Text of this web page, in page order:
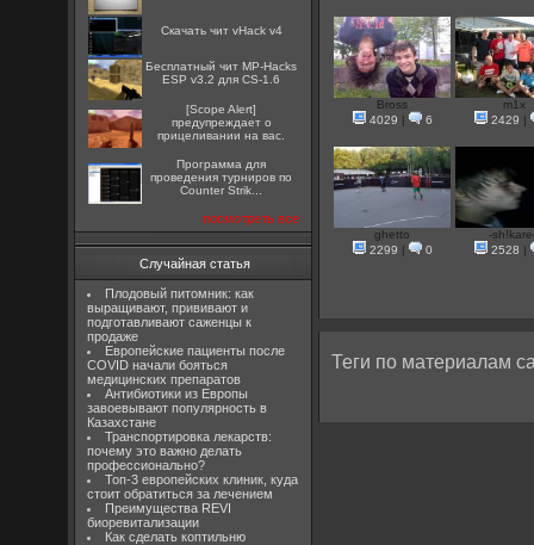
Скачать чит vHack v4
Бесплатный чит MP-Hacks
ESP v3.2 для CS-1.6
[Scope Alert]
предупреждает о
прицеливании на вас.
Программа для
проведения турниров по
Counter Strik...
посмотреть все
Случайная статья
Плодовый питомник: как
выращивают, прививают и
подготавливают саженцы к
продаже
Европейские пациенты после
COVID начали бояться
медицинских препаратов
Антибиотики из Европы
завоевывают популярность в
Казахстане
Транспортировка лекарств:
почему это важно делать
профессионально?
Топ-3 европейских клиник, куда
стоит обратиться за лечением
Преимущества REVI
биоревитализации
Как сделать коптильню
Bross
4029
6
m1x
2429
ghetto
2299
0
-
2528
Теги по материалам